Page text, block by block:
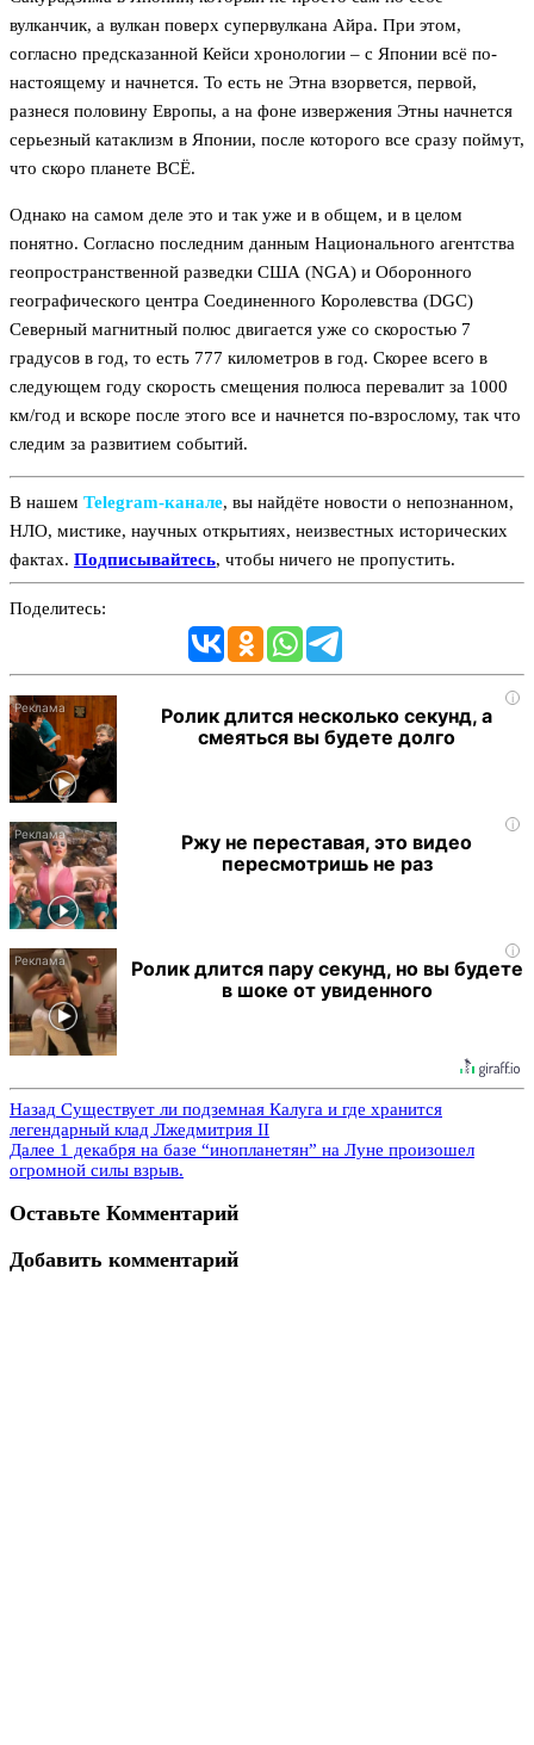
вулканчик, а вулкан поверх супервулкана Айра. При этом,
согласно предсказанной Кейси хронологии – с Японии всё по-
настоящему и начнется. То есть не Этна взорвется, первой,
разнеся половину Европы, а на фоне извержения Этны начнется
серьезный катаклизм в Японии, после которого все сразу поймут,
что скоро планете ВСЁ.
Однако на самом деле это и так уже и в общем, и в целом
понятно. Согласно последним данным Национального агентства
геопространственной разведки США (NGA) и Оборонного
географического центра Соединенного Королевства (DGC)
Северный магнитный полюс двигается уже со скоростью 7
градусов в год, то есть 777 километров в год. Скорее всего в
следующем году скорость смещения полюса перевалит за 1000
км/год и вскоре после этого все и начнется по-взрослому, так что
следим за развитием событий.
В нашем Telegram‑канале, вы найдёте новости о непознанном,
НЛО, мистике, научных открытиях, неизвестных исторических
фактах. Подписывайтесь, чтобы ничего не пропустить.
Поделитесь:
i
Ролик длится несколько секунд, а
смеяться вы будете долго
i
Ржу не переставая, это видео
пересмотришь не раз
i
Ролик длится пару секунд, но вы будете
в шоке от увиденного
Назад Существует ли подземная Калуга и где хранится
легендарный клад Лжедмитрия II
Далее 1 декабря на базе “инопланетян” на Луне произошел
огромной силы взрыв.
Оставьте Комментарий
Добавить комментарий